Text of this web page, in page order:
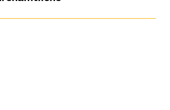
Hospizgedanke